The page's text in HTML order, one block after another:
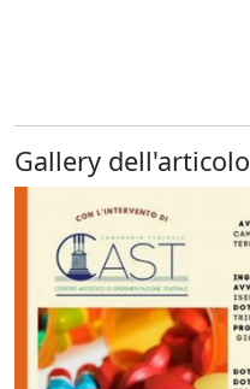
Gallery dell'articolo